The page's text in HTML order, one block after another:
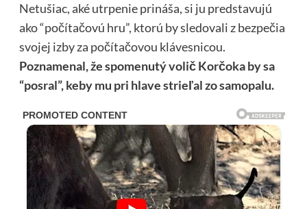
Netušiac, aké utrpenie prináša, si ju predstavujú
ako “počítačovú hru”, ktorú by sledovali z bezpečia
svojej izby za počítačovou klávesnicou.
Poznamenal, že spomenutý volič Korčoka by sa
“posral”, keby mu pri hlave strieľal zo samopalu.